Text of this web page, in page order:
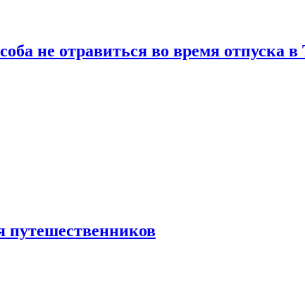
не отравиться во время отпуска в
путешественников